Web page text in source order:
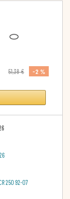
51,38 €
-2 %
250 92-07